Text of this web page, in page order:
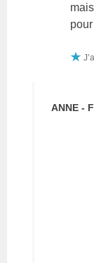
ANNE -